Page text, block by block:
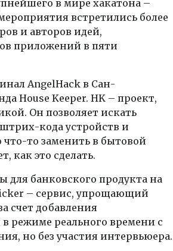
в мире хакатона –
встретились более
и авторов идей,
приложений в пяти
AngelHack в Сан-
House Keeper. HK – проект,
Он позволяет искать
кода устройств и
то заменить в бытовой
как это сделать.
банковского продукта на
– сервис, упрощающий
счет добавления
режиме реального времени с
но без участия интервьюера.